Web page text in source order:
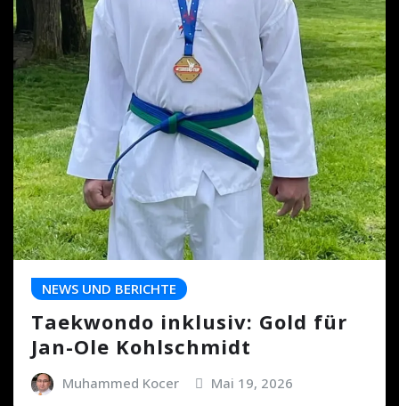
NEWS UND BERICHTE
Taekwondo inklusiv: Gold für
Jan-Ole Kohlschmidt
Muhammed Kocer Mai 19, 2026